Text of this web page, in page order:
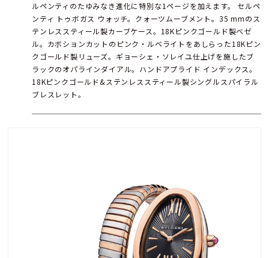
ルペンティのたゆみなき進化に特別な1ページを加えます。 セルペ
ンティ トゥボガス ウォッチ。クォーツムーブメント。35 mmのス
テンレススティール製カーブケース。18Kピンクゴールド製ベゼ
ル。カボションカットのピンク・ルベライトをあしらった18Kピン
クゴールド製リューズ。ギョーシェ・ソレイユ仕上げを施したブ
ラックのオパラインダイアル。ハンドアプライド インデックス。
18Kピンクゴールド&ステンレススティール製シングルスパイラル
ブレスレット。